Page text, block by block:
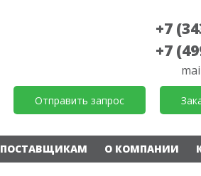
+7
+7
Отправить запрос
ПОСТАВЩИКАМ О КОМПАНИИ